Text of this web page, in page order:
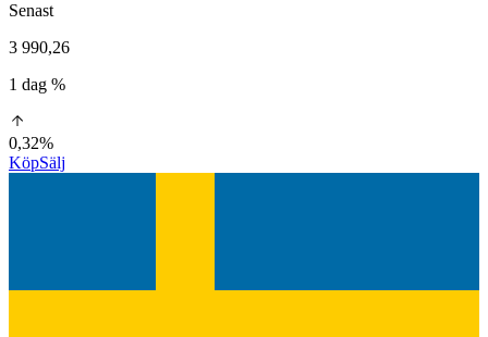
Senast
3 990,26
1 dag %
0,32%
KöpSälj